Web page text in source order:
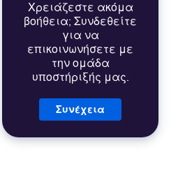
Χρειάζεστε ακόμα
βοήθεια; Συνδεθείτε
για να
επικοινωνήσετε με
την ομάδα
υποστήριξής μας.
Συνέχεια